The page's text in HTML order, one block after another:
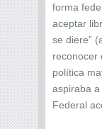
forma
aceptar
se diere”
reconocer
política
aspiraba
Federal